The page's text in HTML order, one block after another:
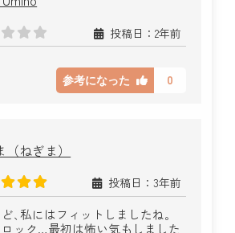
投稿日：2年前
参考になった 0
（ねぎま）
投稿日：3年前
､私にはフィットしましたね｡
ック…最初は怖い気もしました